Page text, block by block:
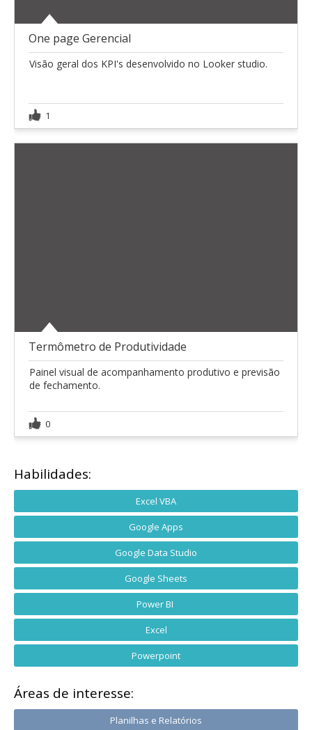
One page Gerencial
Visão geral dos KPI's desenvolvido no Looker studio.
1
Termômetro de Produtividade
Painel visual de acompanhamento produtivo e previsão
de fechamento.
0
Habilidades:
Excel VBA
Google Apps
Google Data Studio
Google Sheets
Power BI
Excel
Powerpoint
Áreas de interesse:
Planilhas e Relatórios